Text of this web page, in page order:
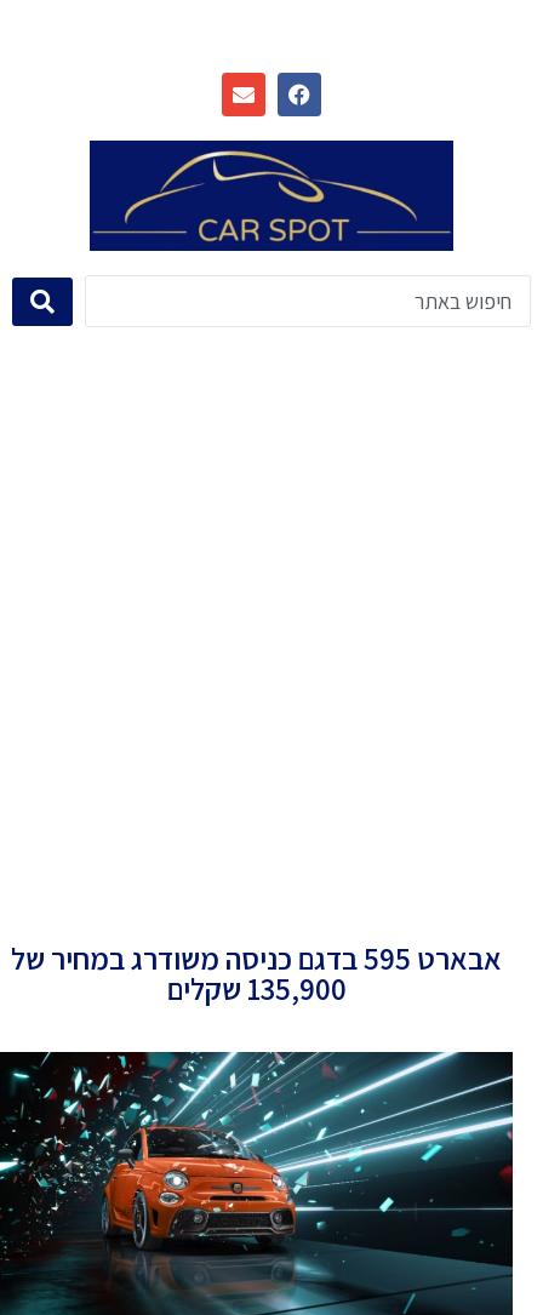
אבארט 595 בדגם כניסה משודרג במחיר של
135,900 שקלים